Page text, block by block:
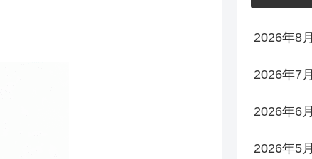
2026年8月
2026年7月
2026年6月
2026年5月